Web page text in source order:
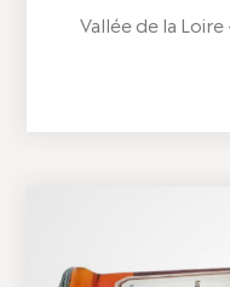
Vallée de la